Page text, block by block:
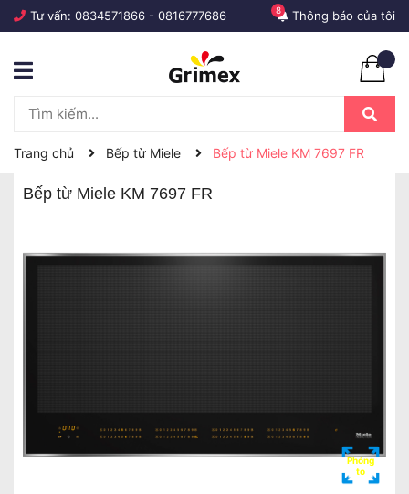
Tư vấn: 0834571866 - 0816777686 Thông báo của tôi
8
Trang chủ Bếp từ Miele Bếp từ Miele KM 7697 FR
Bếp từ Miele KM 7697 FR
Phóng
to